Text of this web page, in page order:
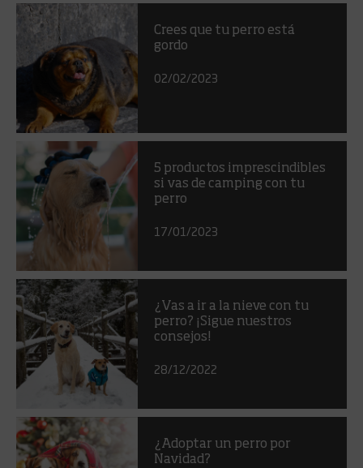
Crees que tu perro está
gordo
02/02/2023
5 productos imprescindibles
si vas de camping con tu
perro
17/01/2023
¿Vas a ir a la nieve con tu
perro? ¡Sigue nuestros
consejos!
28/12/2022
¿Adoptar un perro por
Navidad?